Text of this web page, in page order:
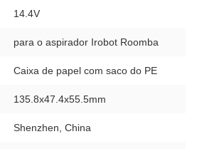
14.4V
para o aspirador Irobot Roomba
Caixa de papel com saco do PE
135.8x47.4x55.5mm
Shenzhen, China